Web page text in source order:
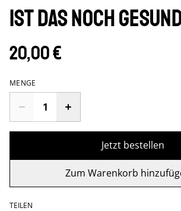
Ist das noch
20,00 €
MENGE
Jetzt bestellen
Zum Warenkorb
TEILEN